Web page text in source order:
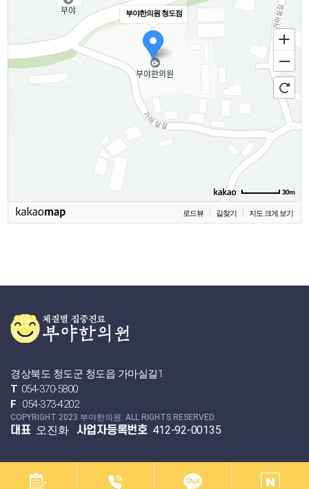
부야한의원 청도점
30m
로드뷰 길찾기 지도 크게 보기
경상북도 청도군 청도읍 가마실길1
T 054-370-5800
F 054-373-4202
COPYRIGHT 2023 부야한의원. ALL RIGHTS RESERVED.
대표 오진화 사업자등록번호 412-92-00135